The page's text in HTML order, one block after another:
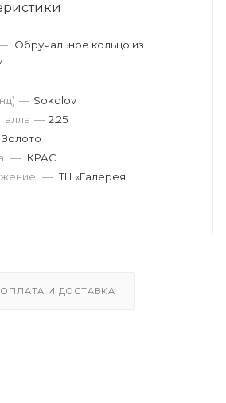
Обручальное кольцо из
— 2.25
— Sokolov
Золото
— КРАС
— ТЦ «Галерея
ОПЛАТА И ДОСТАВКА